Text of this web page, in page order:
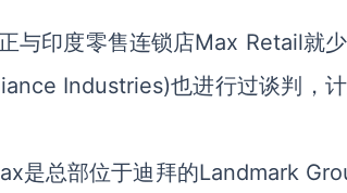
与印度零售连锁店Max Retail就
Industries)也进行过谈判，计
是总部位于迪拜的Landmark